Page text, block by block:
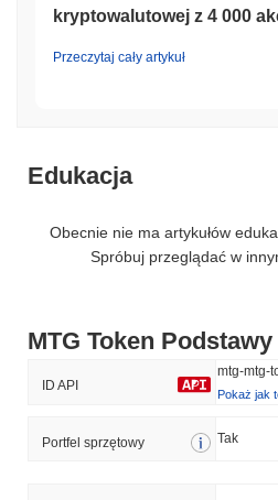
kryptowalutowej z 4 000
Przeczytaj cały artykuł
Edukacja
Obecnie nie ma artykułów
Spróbuj przeglądać w
MTG Token Podstawy
ID API
mtg-mtg-
Pokaż jak
Portfel sprzętowy Tak